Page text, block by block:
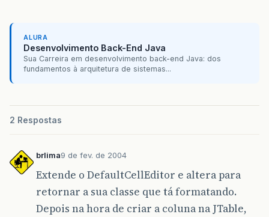
ALURA
Desenvolvimento Back-End Java
Sua Carreira em desenvolvimento back-end Java: dos
fundamentos à arquitetura de sistemas...
2 Respostas
brlima9 de fev. de 2004
Extende o DefaultCellEditor e altera para
retornar a sua classe que tá formatando.
Depois na hora de criar a coluna na JTable,